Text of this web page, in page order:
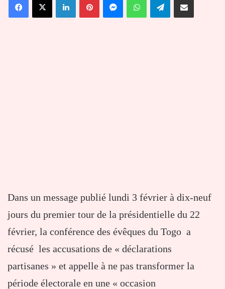
courriel
Dans un message publié lundi 3 février à dix-neuf
jours du premier tour de la présidentielle du 22
février, la conférence des évêques du Togo a
récusé les accusations de « déclarations
partisanes » et appelle à ne pas transformer la
période électorale en une « occasion